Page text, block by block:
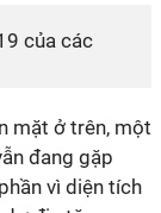
của các
mặt ở trên, một
đang gặp
vì diện tích